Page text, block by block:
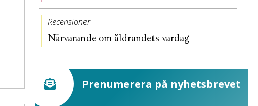
Recensioner
Närvarande om åldrandets vardag
Prenumerera på nyhetsbrevet